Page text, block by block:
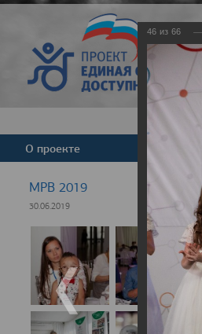
О проекте Команда
МРВ 2019
30.06.2019
46 из 66